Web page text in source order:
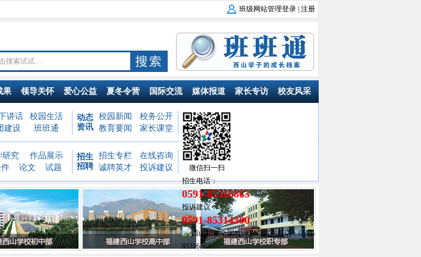
班级网站管理登录 注册
果 领导关怀 爱心公益 夏冬令营 国际交流 媒体报道 家长专访 校友风采
讲话
校园生活
建设 班班通
动态
资讯
校园新闻
校务公开
教育要闻
家长课堂
福建省西山学校
初中部 高中部
研究
作品展示
论文 试题
招生
招聘
招生专栏
在线咨询
诚聘英才
投诉建议
江西省西山学校
初中部 高中部
微信扫一扫
招生电话：
0591-85316863
投诉建议：
0591-85314300